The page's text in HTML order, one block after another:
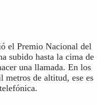
el Premio Nacional del
subido hasta la cima de
una llamada. En los
metros de altitud, ese es